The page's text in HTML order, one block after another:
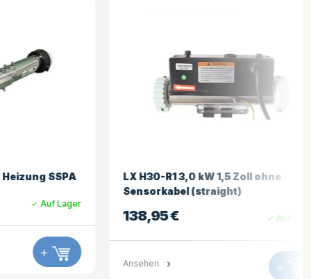
SSPA
Auf Lager
+
LX H30-R1 3,0 kW 1,5 Zoll ohne
Sensorkabel (straight)
138,95€ Auf Lager
Ansehen +